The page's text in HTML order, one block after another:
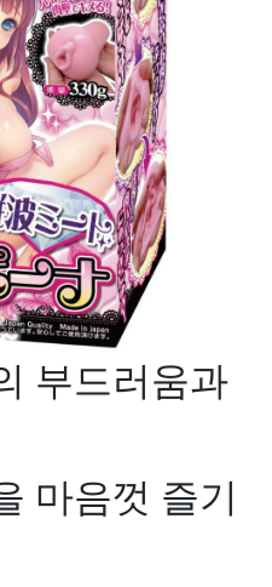
부드러움과
마음껏 즐기